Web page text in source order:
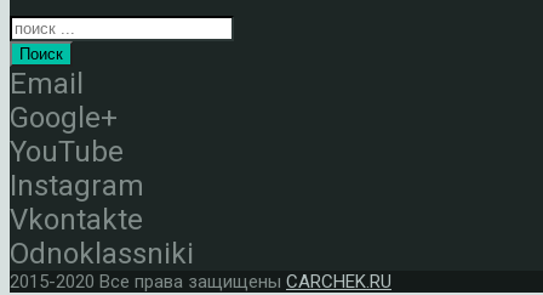
Поиск
Email
Google+
YouTube
Instagram
Vkontakte
Odnoklassniki
2015-2020 Все права защищены CARCHEK.RU